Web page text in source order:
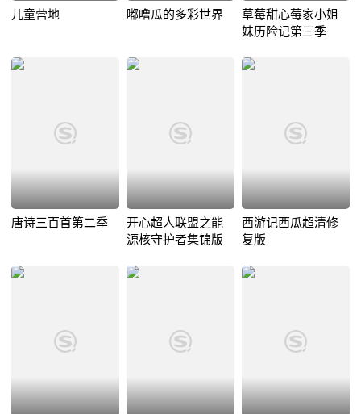
儿童营地 嘟噜瓜的多彩世界
草莓甜心莓家小姐
妹历险记第三季
唐诗三百首第二季
开心超人联盟之能
源核守护者集锦版
西游记西瓜超清修
复版